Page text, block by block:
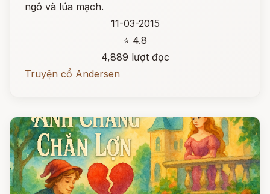
ngô và lúa mạch.
11-03-2015
⭐ 4.8
4,889 lượt đọc
Truyện cổ Andersen